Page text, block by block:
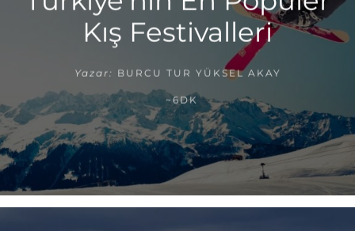
Kış Festivalleri
Yazar: BURCU TUR YÜKSEL AKAY
~6DK